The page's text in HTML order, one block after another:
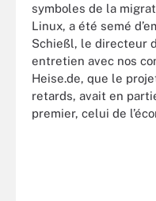
symboles de la
Linux, a été semé
Schießl, le directeur
entretien avec nos
Heise.de, que le
retards, avait en
premier, celui de